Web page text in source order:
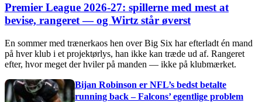
Premier League 2026-27: spillerne med mest at
bevise, rangeret — og Wirtz står øverst
En sommer med trænerkaos hen over Big Six har efterladt én mand
på hver klub i et projektørlys, han ikke kan træde ud af. Rangeret
efter, hvor meget der hviler på manden — ikke på klubmærket.
Bijan Robinson er NFL’s bedst betalte
running back – Falcons’ egentlige problem